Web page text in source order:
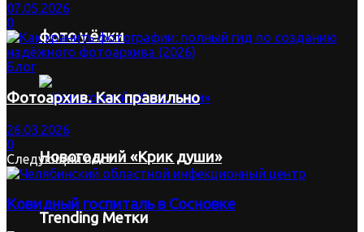
фото у ёлки
Новогодний «Крик души»
Trending Метки
07.05.2026
0
Блог
Фотоархив. Как правильно
26.03.2026
0
Следующий пост
Ковидный госпиталь в Сосновке